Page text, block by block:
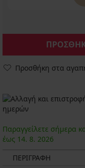
Προσθήκη στα
ημερών
Παραγγείλετε σήμερα
έως 14. 8. 2026
ΠΕΡΙΓΡΑΦΗ